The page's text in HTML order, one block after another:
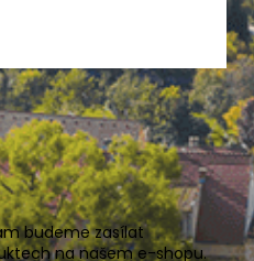
budeme zasílat
na našem e-shopu.